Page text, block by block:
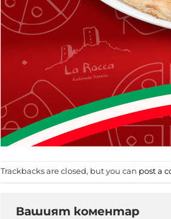
Trackbacks are closed, but you can post a
Вашият коментар